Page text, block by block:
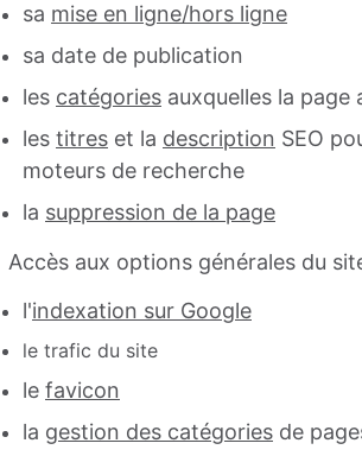
sa mise en ligne/hors ligne
sa date de publication
les catégories auxquelles la page
les titres et la description SEO
moteurs de recherche
la suppression de la page
Accès aux options générales du
l'indexation sur Google
le trafic du site
le favicon
la gestion des catégories de